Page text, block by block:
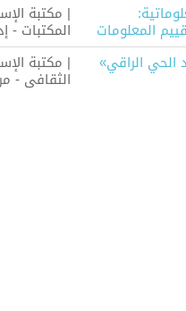
المعلومات
| مكتبة
المكتبات -
الراقي»
| مكتبة
الثقافى -